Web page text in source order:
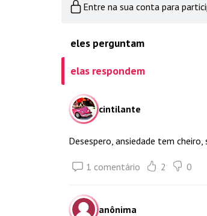
Entre na sua conta para
eles perguntam
elas respondem
cintilante
Desespero, ansiedade tem cheiro,
1 comentário 2 0
anônima